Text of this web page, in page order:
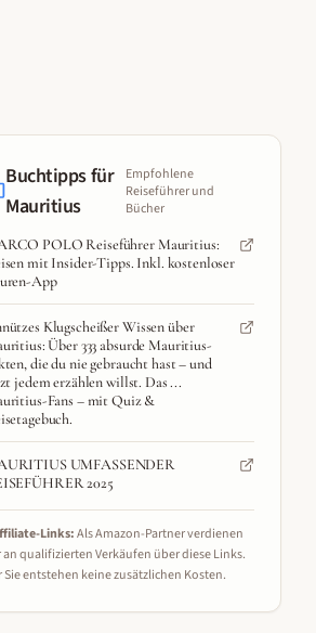
Buchtipps für
Mauritius
Empfohlene
Reiseführer und
Bücher
POLO Reiseführer Mauritius:
mit Insider-Tipps. Inkl. kostenloser
App
Klugscheißer Wissen über
Über 333 absurde Mauritius-
die du nie gebraucht hast – und
jedem erzählen willst. Das ...
Fans – mit Quiz &
UMFASSENDER
2025
Links:Als Amazon-Partner verdienen
qualifizierten Verkäufen über diese Links.
Sie entstehen keine zusätzlichen Kosten.